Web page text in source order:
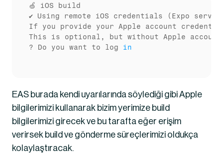
🍏 iOS build
✔ Using remote iOS credentials (Expo
If you provide your Apple account
This is optional, but without Apple
? Do you want to log in
EAS burada kendi uyarılarında söylediği gibi Apple
bilgilerimizi kullanarak bizim yerimize build
bilgilerimizi girecek ve bu tarafta eğer erişim
verirsek build ve gönderme süreçlerimizi oldukça
kolaylaştıracak.